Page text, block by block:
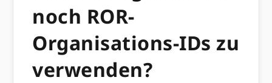
noch ROR-
Organisations-IDs zu
verwenden?